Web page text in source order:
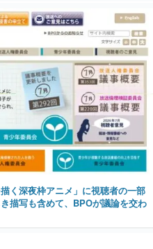
く深夜枠アニメ」に視聴者の一部
描写も含めて、BPOが議論を交わ